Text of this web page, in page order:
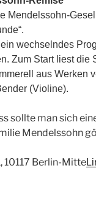
Mendelssohn-
wechselndes
Zum Start liest die
aus Werken
(Violine).
sollte man sich
Mendelssohn
10117 Berlin-Mitte